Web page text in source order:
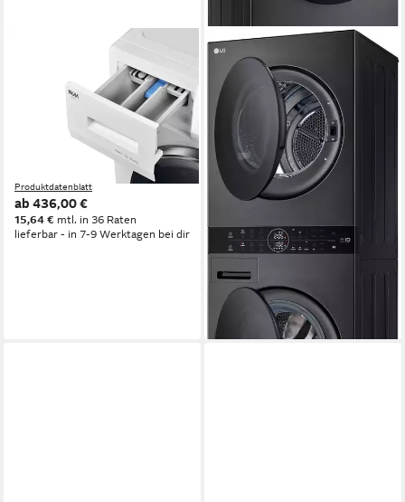
Waschtrockner WT10+7
Kapazität Waschen
Kapazität Trocknen
Betriebsgeräusch
Produktdatenblatt
ab 436,00 €
15,64 € mtl. in 36 Raten
lieferbar - in 7-9 Werktagen bei dir
LG
Waschtrockner WT1210BBF
12 kg
Kapazität Waschen
10 kg
Kapazität Trocknen
72 dB(A)
Betriebsgeräusch
Wasch-Zyklus
Produktdatenblatt
Wasch-Trocken-Zyklus
Produktdatenblatt
1.899,00 €
-34%
lieferbar - in 5-6 Werktagen bei dir